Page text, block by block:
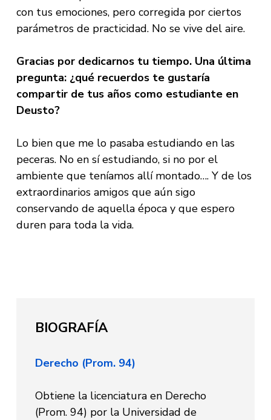
con tus emociones, pero corregida por ciertos
parámetros de practicidad. No se vive del aire.
Gracias por dedicarnos tu tiempo. Una última
pregunta: ¿qué recuerdos te gustaría
compartir de tus años como estudiante en
Deusto?
Lo bien que me lo pasaba estudiando en las
peceras. No en sí estudiando, si no por el
ambiente que teníamos allí montado…. Y de los
extraordinarios amigos que aún sigo
conservando de aquella época y que espero
duren para toda la vida.
BIOGRAFÍA
Derecho (Prom. 94)
Obtiene la licenciatura en Derecho
(Prom. 94) por la Universidad de